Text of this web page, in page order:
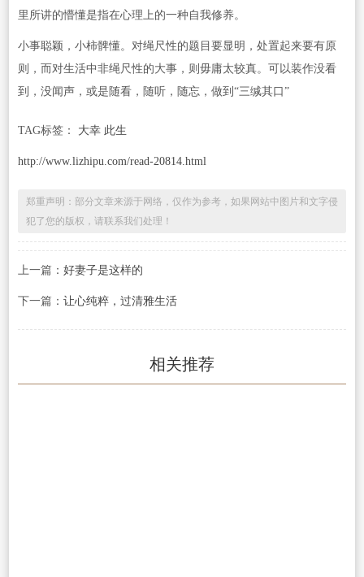
里所讲的懵懂是指在心理上的一种自我修养。
小事聪颖，小柿髀懂。对绳尺性的题目要显明，处置起来要有原
则，而对生活中非绳尺性的大事，则毋庸太较真。可以装作没看
到，没闻声，或是随看，随听，随忘，做到“三缄其口”
TAG标签： 大幸 此生
http://www.lizhipu.com/read-20814.html
郑重声明：部分文章来源于网络，仅作为参考，如果网站中图片和文字侵
犯了您的版权，请联系我们处理！
上一篇： 好妻子是这样的
下一篇： 让心纯粹，过清雅生活
相关推荐